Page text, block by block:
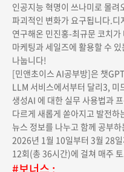
인공지능 혁명이 쓰나미로 몰
파괴적인 변화가 요구됩니다.디
연구해온 민진홍-최규문 코치
마케팅과 세일즈에 활용할 수
나눕니다!
[민앤초이스 AI공부방]은 챗
LLM 서비스에서부터 달리3, 미
생성AI 에 대한 실무 사용법과
다르게 새롭게 쏟아지고 발전
뉴스 정보를 나누고 함께 공부
2026년 1월 10일부터 3월 28
12회(총 36시간)에 걸쳐 매주
#보너스 :